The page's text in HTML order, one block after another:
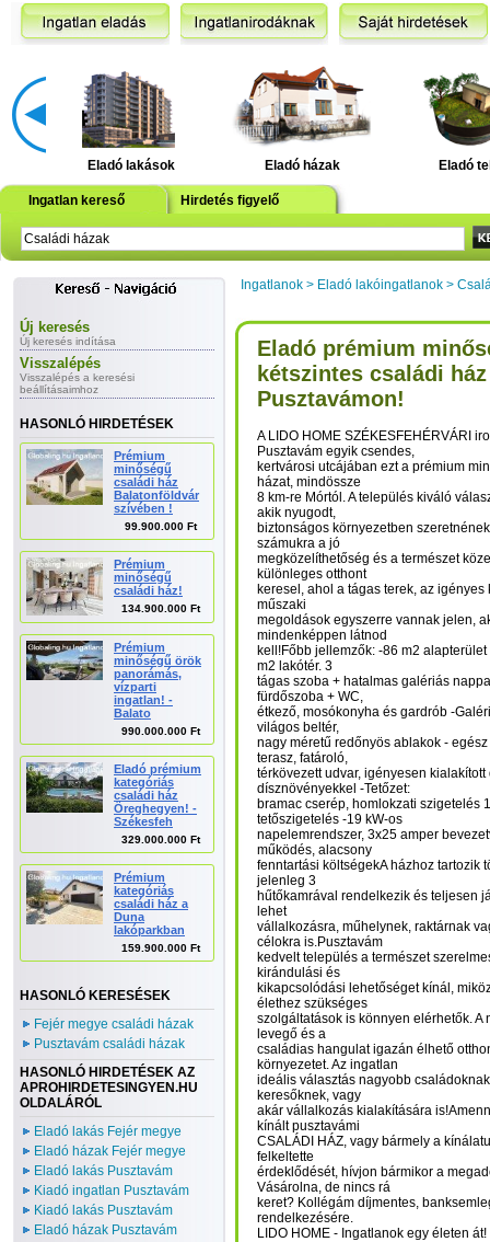
Eladó lakások Eladó házak Eladó
Ingatlan kereső Hirdetés figyelő
Új keresés
Új keresés indítása
Visszalépés
Visszalépés a keresési
beállításaimhoz
HASONLÓ HIRDETÉSEK
Prémium
minőségű
családi ház
Balatonföldvár
szívében !
99.900.000 Ft
Prémium
minőségű
családi ház!
134.900.000 Ft
Prémium
minőségű örök
panorámás,
vízparti
ingatlan! -
Balato
990.000.000 Ft
Eladó prémium
kategóriás
családi ház
Öreghegyen! -
Székesfeh
329.000.000 Ft
Prémium
kategóriás
családi ház a
Duna
lakóparkban
159.900.000 Ft
HASONLÓ KERESÉSEK
Fejér megye családi házak
Pusztavám családi házak
HASONLÓ HIRDETÉSEK AZ
APROHIRDETESINGYEN.HU
OLDALÁRÓL
Eladó lakás Fejér megye
Eladó házak Fejér megye
Eladó lakás Pusztavám
Kiadó ingatlan Pusztavám
Kiadó lakás Pusztavám
Eladó házak Pusztavám
Ingatlanok > Eladó lakóingatlanok >
Eladó prémium
kétszintes családi ház
Pusztavámon!
A LIDO HOME SZÉKESFEHÉRVÁRI
Pusztavám egyik csendes,
kertvárosi utcájában ezt a prémium
házat, mindössze
8 km-re Mórtól. A település kiváló
akik nyugodt,
biztonságos környezetben
számukra a jó
megközelíthetőség és a természet
különleges otthont
keresel, ahol a tágas terek, az
műszaki
megoldások egyszerre vannak jelen,
mindenképpen látnod
kell!Főbb jellemzők: -86 m2
m2 lakótér. 3
tágas szoba + hatalmas galériás
fürdőszoba + WC,
étkező, mosókonyha és gardrób -
világos beltér,
nagy méretű redőnyös ablakok -
terasz, fatároló,
térkövezett udvar, igényesen
dísznövényekkel -Tetőzet:
bramac cserép, homlokzati szigetelés
tetőszigetelés -19 kW-os
napelemrendszer, 3x25 amper
működés, alacsony
fenntartási költségekA házhoz tartozik
jelenleg 3
hűtőkamrával rendelkezik és teljesen
lehet
vállalkozásra, műhelynek, raktárnak
célokra is.Pusztavám
kedvelt település a természet
kirándulási és
kikapcsolódási lehetőséget kínál,
élethez szükséges
szolgáltatások is könnyen elérhetők. A
levegő és a
családias hangulat igazán élhető
környezetet. Az ingatlan
ideális választás nagyobb
keresőknek, vagy
akár vállalkozás kialakítására
kínált pusztavámi
CSALÁDI HÁZ, vagy bármely a
felkeltette
érdeklődését, hívjon bármikor a
Vásárolna, de nincs rá
keret? Kollégám díjmentes,
rendelkezésére.
LIDO HOME - Ingatlanok egy életen át!